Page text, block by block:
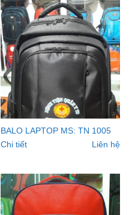
BALO LAPTOP MS: TN 1005
Chi tiết
Liên hệ